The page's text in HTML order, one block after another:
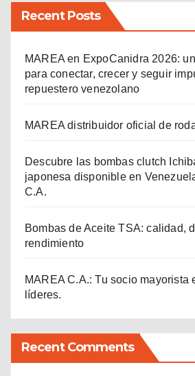
Recent Posts
MAREA en ExpoCanidra 2026:
para conectar, crecer y seguir
repuestero venezolano
MAREA distribuidor oficial de
Descubre las bombas clutch
japonesa disponible en
C.A.
Bombas de Aceite TSA: calidad,
rendimiento
MAREA C.A.: Tu socio mayorista
líderes.
Recent Comments